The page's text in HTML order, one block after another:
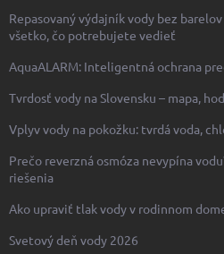
Repasovaný výdajník vody bez
všetko, čo potrebujete vedieť
AquaALARM: Inteligentná ochrana
Tvrdosť vody na Slovensku – mapa,
Vplyv vody na pokožku: tvrdá voda,
Prečo reverzná osmóza nevypína
riešenia
Ako upraviť tlak vody v rodinnom
Svetový deň vody 2026